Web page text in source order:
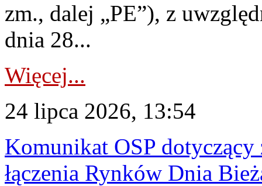
zm., dalej „PE”), z
dnia 28...
Więcej...
24 lipca 2026, 13:54
Komunikat OSP dotyczący
łączenia Rynków Dnia